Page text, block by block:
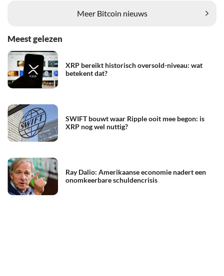
Meer Bitcoin nieuws
Meest gelezen
XRP bereikt historisch oversold-niveau: wat
betekent dat?
SWIFT bouwt waar Ripple ooit mee begon: is
XRP nog wel nuttig?
Ray Dalio: Amerikaanse economie nadert een
onomkeerbare schuldencrisis